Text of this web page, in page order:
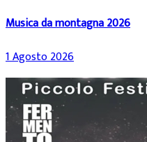
Musica da montagna 2026
1 Agosto 2026